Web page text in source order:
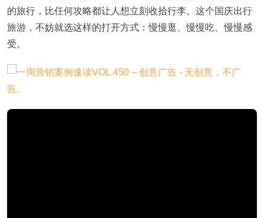
的旅行，比任何攻略都让人想立刻收拾行李。这个国庆出行
旅游，不妨就选这样的打开方式：慢慢逛、慢慢吃、慢慢感
受。